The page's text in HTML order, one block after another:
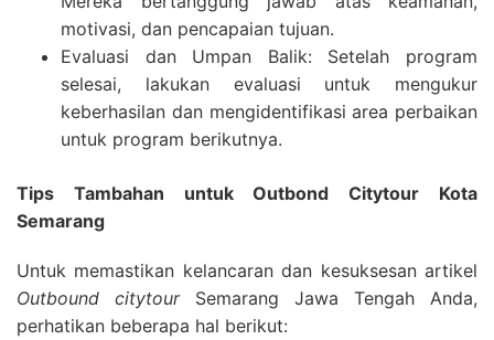
motivasi, dan pencapaian tujuan.
Evaluasi dan Umpan Balik: Setelah program
selesai, lakukan evaluasi untuk mengukur
keberhasilan dan mengidentifikasi area perbaikan
untuk program berikutnya.
Tips Tambahan untuk Outbond Citytour Kota
Semarang
Untuk memastikan kelancaran dan kesuksesan artikel
Outbound citytourSemarang Jawa Tengah Anda,
perhatikan beberapa hal berikut: